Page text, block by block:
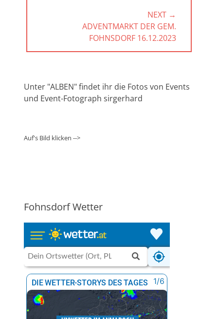
NEXT →
ADVENTMARKT DER GEM.
FOHNSDORF 16.12.2023
Unter "ALBEN" findet ihr die Fotos von Events
und Event-Fotograph sirgerhard
Auf's Bild klicken -->
Fohnsdorf Wetter